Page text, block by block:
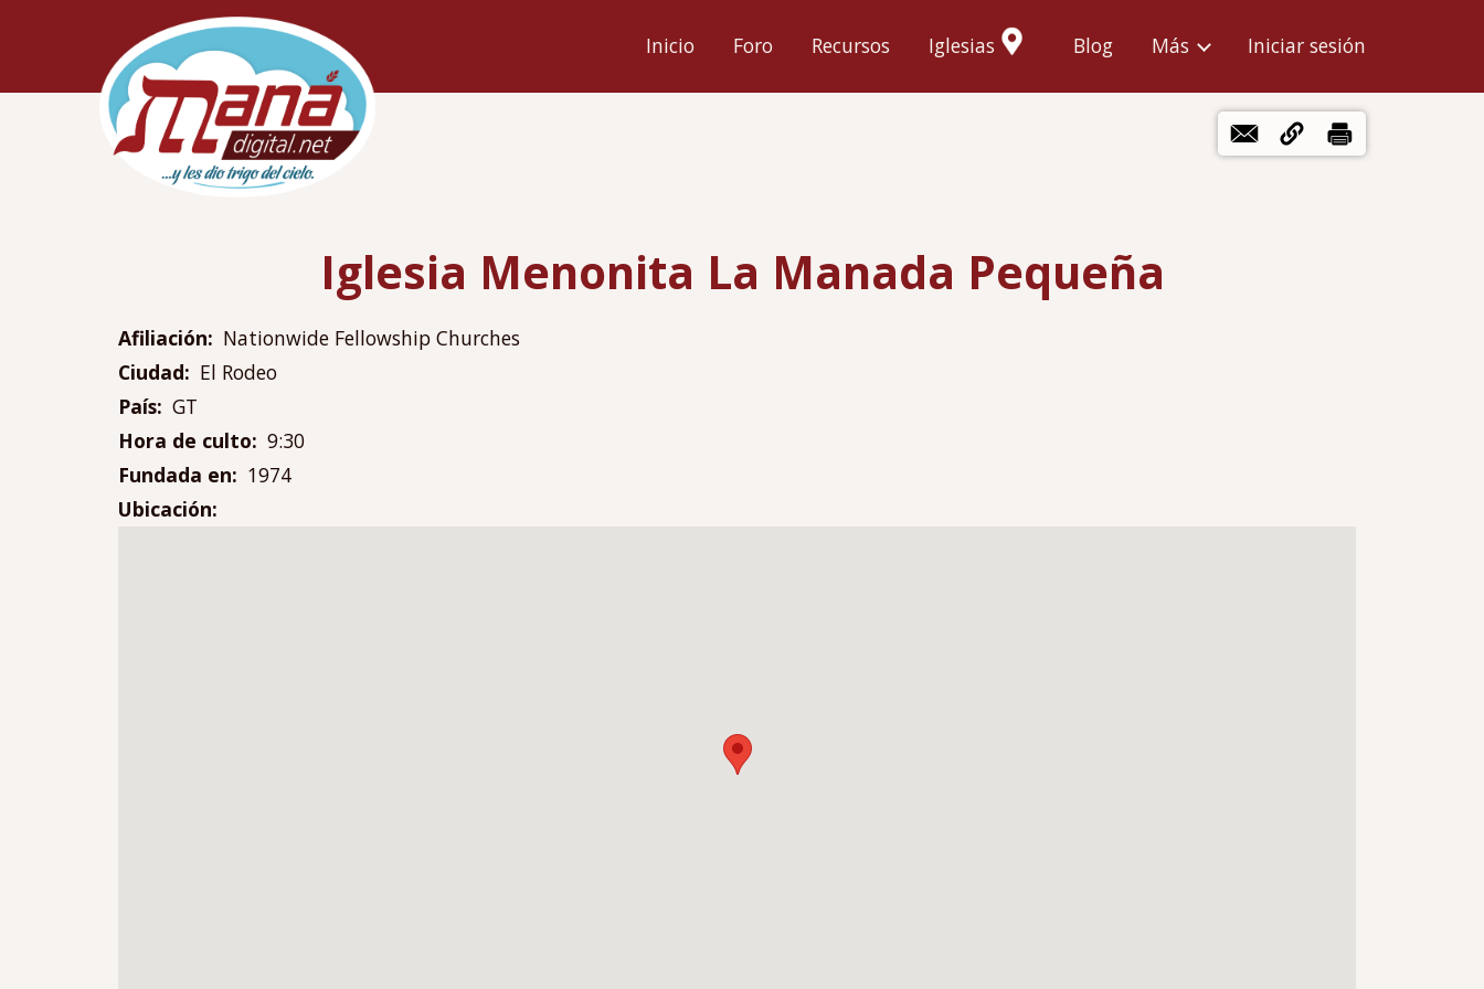
Inicio Foro Recursos Iglesias Blog Más
Menú
cuenta
de
Iniciar sesión
Iglesia Menonita La Manada Pequeña
Afiliación
Nationwide Fellowship Churches
Ciudad
El Rodeo
País GT
Hora de culto
9:30
Fundada en
1974
Ubicación